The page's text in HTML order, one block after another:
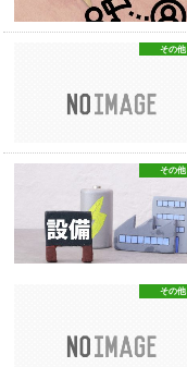
その他
その他
その他